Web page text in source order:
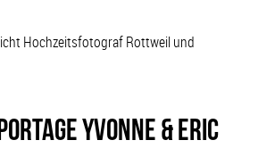
Hochzeitsfotograf Rottweil und
Yvonne & Eric